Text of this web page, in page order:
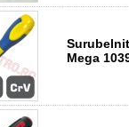
Surubelnita
Mega